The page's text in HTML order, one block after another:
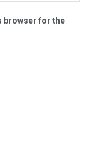
browser for the